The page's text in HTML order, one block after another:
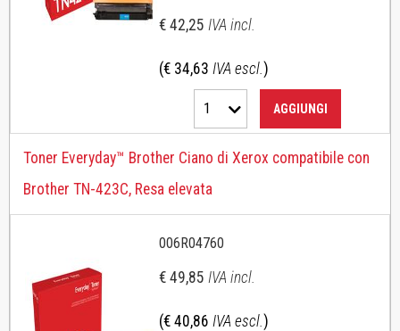
€ 42,25 IVA incl.
(€ 34,63 IVA escl.)
1 AGGIUNGI
Toner Everyday™ Brother Ciano di Xerox compatibile con
Brother TN-423C, Resa elevata
006R04760
€ 49,85 IVA incl.
(€ 40,86 IVA escl.)